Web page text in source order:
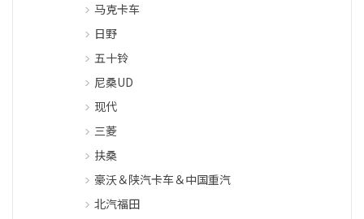
马克卡车
日野
五十铃
尼桑UD
现代
三菱
扶桑
豪沃＆陕汽卡车＆中国重汽
北汽福田